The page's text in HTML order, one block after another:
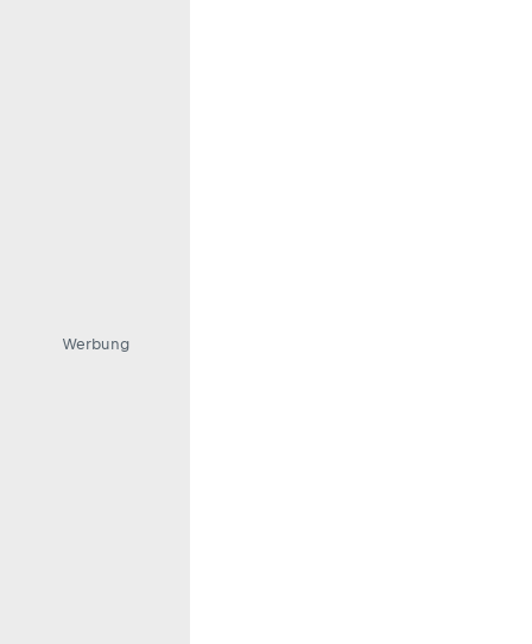
Werbung